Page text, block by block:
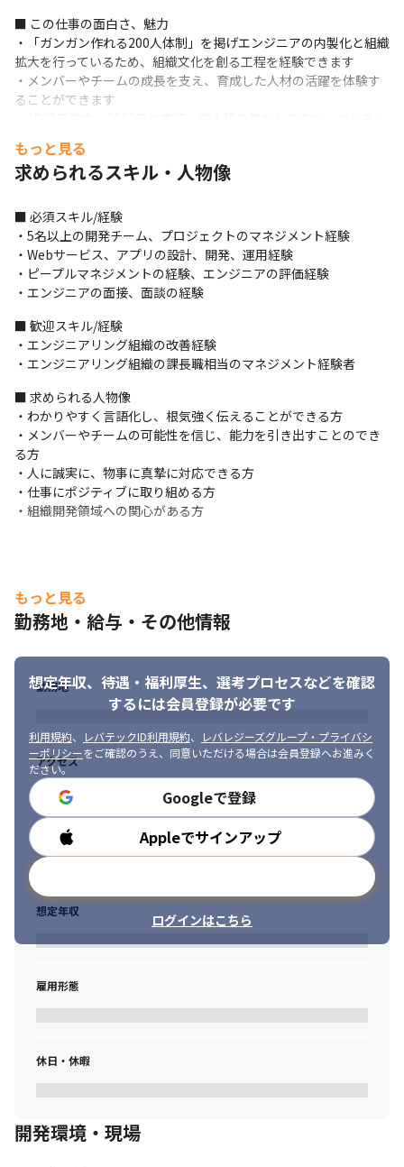
■ この仕事の面白さ、魅力
・「ガンガン作れる200人体制」を掲げエンジニアの内製化と組織
拡大を行っているため、組織文化を創る工程を経験できます
・メンバーやチームの成長を支え、育成した人材の活躍を体験す
ることができます
年東証プライム市場に再編）
もっと見る
求められるスキル・人物像
■ 必須スキル/経験
・5名以上の開発チーム、プロジェクトのマネジメント経験
・Webサービス、アプリの設計、開発、運用経験
・ピープルマネジメントの経験、エンジニアの評価経験
・エンジニアの面接、面談の経験
■ 歓迎スキル/経験
・エンジニアリング組織の改善経験
・エンジニアリング組織の課長職相当のマネジメント経験者
■ 求められる人物像
・わかりやすく言語化し、根気強く伝えることができる方
・メンバーやチームの可能性を信じ、能力を引き出すことのでき
る方
・人に誠実に、物事に真摯に対応できる方
・仕事にポジティブに取り組める方
・組織開発領域への関心がある方
もっと見る
勤務地・給与・その他情報
想定年収、待遇・福利厚生、 選考プロセスなどを確認
するには会員登録が必要です
利用規約、 レバテックID利用規約、
レバレジーズグループ・プライバシ
ーポリシーをご確認のうえ、同意いただける場合は会員登録へお進みく
ださい。
Googleで登録
Appleでサインアップ
ログインはこちら
勤務地
アクセス
勤務時間
想定年収
雇用形態
休日・休暇
開発環境・現場